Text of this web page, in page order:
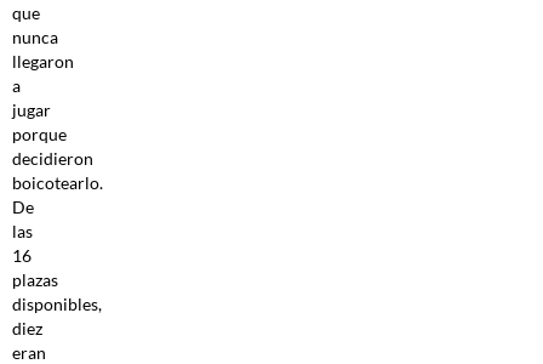
que
nunca
llegaron
a
jugar
porque
decidieron
boicotearlo.
De
las
16
plazas
disponibles,
diez
eran